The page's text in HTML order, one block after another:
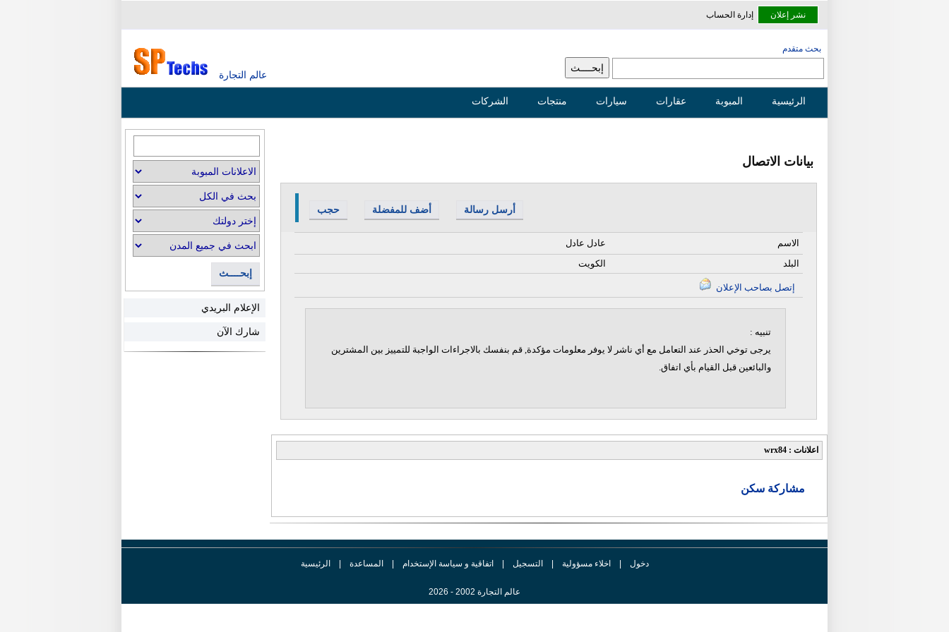
نشر إعلان إدارة الحساب
عالم التجارة
بحث متقدم
الرئيسية المبوبة عقارات سيارات منتجات الشركات
بيانات الاتصال
حجب أضف للمفضلة أرسل رسالة
عادل عادل
الاسم
الكويت
البلد
تنبيه :
يرجى توخي الحذر عند التعامل مع أي ناشر لا يوفر معلومات مؤكدة, قم بنفسك بالاجراءات الواجبة للتمييز بين المشترين
والبائعين قبل القيام بأي اتفاق.
اعلانات : wrx84
مشاركة سكن
إبحــــث
الإعلام البريدي
شارك الآن
دخول | اخلاء مسؤولية | التسجيل | اتفاقية و سياسة الإستخدام | المساعدة | الرئيسية
عالم التجارة 2002 - 2026